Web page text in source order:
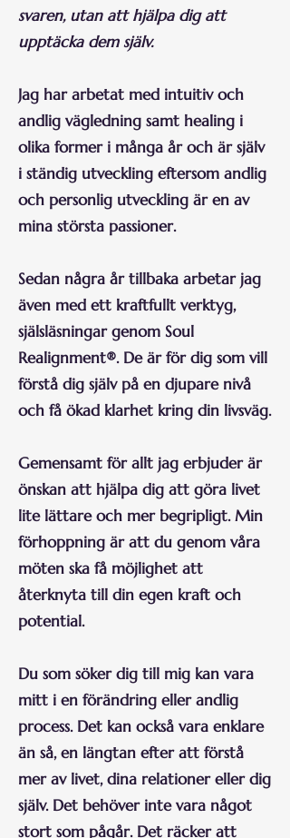
svaren, utan att hjälpa dig att
upptäcka dem själv.
Jag har arbetat med intuitiv och
andlig vägledning samt healing i
olika former i många år och är själv
i ständig utveckling eftersom andlig
och personlig utveckling är en av
mina största passioner.
Sedan några år tillbaka arbetar jag
även med ett kraftfullt verktyg,
själsläsningar genom Soul
Realignment®. De är för dig som vill
förstå dig själv på en djupare nivå
och få ökad klarhet kring din livsväg.
Gemensamt för allt jag erbjuder är
önskan att hjälpa dig att göra livet
lite lättare och mer begripligt. Min
förhoppning är att du genom våra
möten ska få möjlighet att
återknyta till din egen kraft och
potential.
Du som söker dig till mig kan vara
mitt i en förändring eller andlig
process. Det kan också vara enklare
än så, en längtan efter att förstå
mer av livet, dina relationer eller dig
själv. Det behöver inte vara något
stort som pågår. Det räcker att